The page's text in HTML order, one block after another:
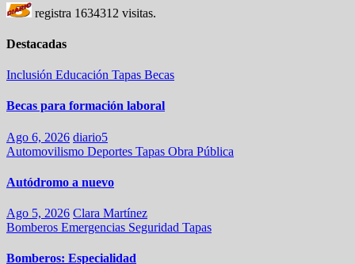
registra 1634312 visitas.
Destacadas
Inclusión Educación Tapas Becas
Becas para formación laboral
Ago 6, 2026 diario5
Automovilismo Deportes Tapas Obra Pública
Autódromo a nuevo
Ago 5, 2026 Clara Martínez
Bomberos Emergencias Seguridad Tapas
Bomberos: Especialidad